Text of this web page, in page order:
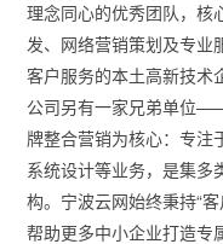
理念同心的优秀团队，核
发、网络营销策划及专业
客户服务的本土高新技术
公司另有一家兄弟单位
牌整合营销为核心：专注
系统设计等业务，是集多
构。宁波云网始终秉持“
帮助更多中小企业打造专